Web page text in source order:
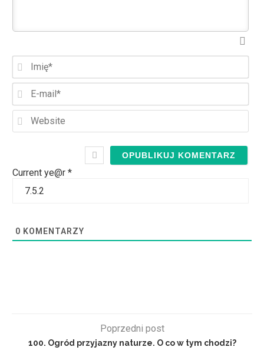
Current ye@r *
0 KOMENTARZY
Poprzedni post
100. Ogród przyjazny naturze. O co w tym chodzi?